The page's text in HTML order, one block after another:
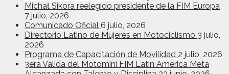
Michał Sikora reelegido presidente de la FIM Europa
7 julio, 2026
Comunicado Oficial 6 julio, 2026
Directorio Latino de Mujeres en Motociclismo 3 julio,
2026
Programa de Capacitación de Movilidad 2 julio, 2026
3era Valida del Motomini FIM Latin America Meta